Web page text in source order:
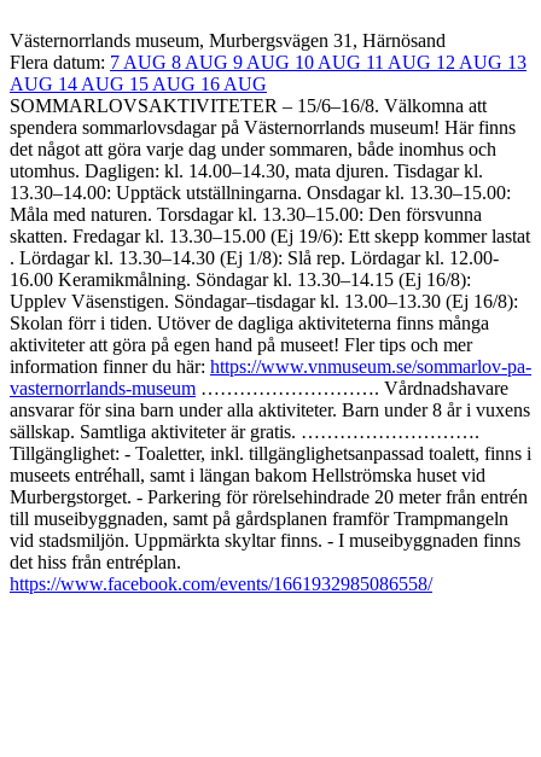
Västernorrlands museum, Murbergsvägen 31, Härnösand
Flera datum: 7 AUG 8 AUG 9 AUG 10 AUG 11 AUG 12 AUG 13
AUG 14 AUG 15 AUG 16 AUG
SOMMARLOVSAKTIVITETER – 15/6–16/8. Välkomna att
spendera sommarlovsdagar på Västernorrlands museum! Här finns
det något att göra varje dag under sommaren, både inomhus och
utomhus. Dagligen: kl. 14.00–14.30, mata djuren. Tisdagar kl.
13.30–14.00: Upptäck utställningarna​. Onsdagar kl. 13.30–15.00:
Måla med naturen. Torsdagar kl. 13.30–15.00: Den försvunna
skatten​​. Fredagar kl. 13.30–15.00 (Ej 19/6): Ett skepp kommer lastat​
. Lördagar kl. 13.30–14.30 (Ej 1/8): Slå rep​​. Lördagar kl. 12.00-
16.00 Keramikmålning. Söndagar kl. 13.30–14.15 (Ej 16/8):
Upplev Väsenstigen. Söndagar–tisdagar kl. 13.00–13.30 (Ej 16/8):
Skolan förr i tiden​​. Utöver de dagliga aktiviteterna finns många
aktiviteter att göra på egen hand på museet! Fler tips och mer
information finner du här: https://www.vnmuseum.se/sommarlov-pa-
vasternorrlands-museum ………………………. Vårdnadshavare
ansvarar för sina barn under alla aktiviteter. Barn under 8 år i vuxens
sällskap. Samtliga aktiviteter är gratis. ……………………….
Tillgänglighet: - Toaletter, inkl. tillgänglighetsanpassad toalett, finns i
museets entréhall, samt i längan bakom Hellströmska huset vid
Murbergstorget. - Parkering för rörelsehindrade 20 meter från entrén
till museibyggnaden, samt på gårdsplanen framför Trampmangeln
vid stadsmiljön. Uppmärkta skyltar finns. - I museibyggnaden finns
det hiss från entréplan.
https://www.facebook.com/events/1661932985086558/